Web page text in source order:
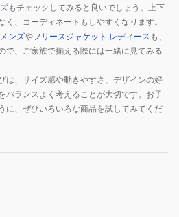
もチェックしてみると良いでしょう。上下
、コーディネートもしやすくなります。
ンズやフリースジャケット レディース も、
で、ご家族で揃える際には一緒に見てみる
は、サイズ感や動きやすさ、デザインの好
バランスよく考えることが大切です。お子
に、ぜひいろいろな商品を試してみてくだ